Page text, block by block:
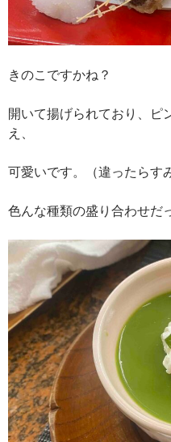
きのこですかね？
開いて揚げられており、ピ
え、
可愛いです。（違ったらす
色んな種類の盛り合わせだ